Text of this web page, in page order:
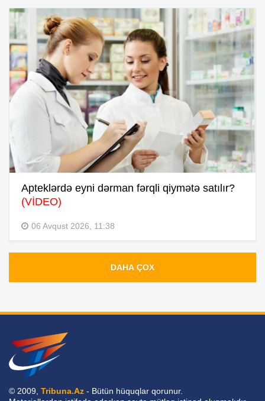
Apteklərdə eyni dərman fərqli qiymətə satılır?
(VİDEO)
06 Avqust 2026, 11:38
DAHA ÇOX
© 2009, Tribuna.Az - Bütün hüquqlar qorunur.